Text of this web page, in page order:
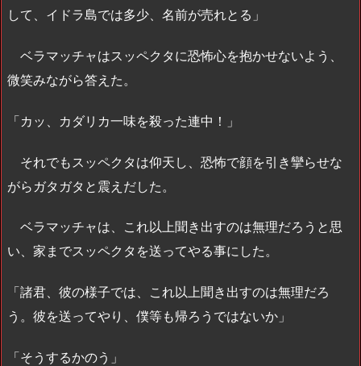
して、イドラ島では多少、名前が売れとる」
ベラマッチャはスッペクタに恐怖心を抱かせないよう、
微笑みながら答えた。
「カッ、カダリカ一味を殺った連中！」
それでもスッペクタは仰天し、恐怖で顔を引き攣らせな
がらガタガタと震えだした。
ベラマッチャは、これ以上聞き出すのは無理だろうと思
い、家までスッペクタを送ってやる事にした。
「諸君、彼の様子では、これ以上聞き出すのは無理だろ
う。彼を送ってやり、僕等も帰ろうではないか」
「そうするかのう」